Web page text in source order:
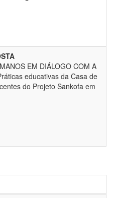
EM DIÁLOGO COM A
educativas da Casa de
do Projeto Sankofa em